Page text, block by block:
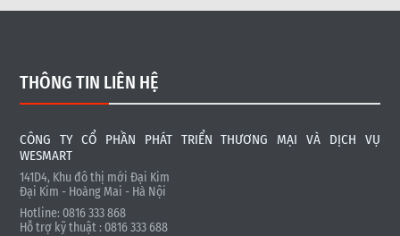
THÔNG TIN LIÊN HỆ
CÔNG TY CỔ PHẦN PHÁT TRIỂN THƯƠNG MẠI VÀ DỊCH VỤ
WESMART
141D4, Khu đô thị mới Đại Kim
Đại Kim - Hoàng Mai - Hà Nội
Hotline: 0816 333 868
Hỗ trợ kỹ thuật : 0816 333 688